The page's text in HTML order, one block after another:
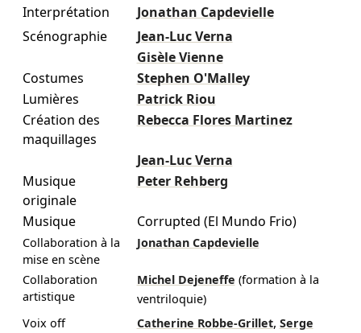
Interprétation
Jonathan Capdevielle
Scénographie
Jean-Luc Verna
Gisèle Vienne
Costumes
Stephen O'Malley
Lumières
Patrick Riou
Création des
maquillages
Rebecca Flores Martinez
Jean-Luc Verna
Musique
originale
Peter Rehberg
Musique Corrupted (El Mundo Frio)
Collaboration à la
mise en scène
Jonathan Capdevielle
Collaboration
artistique
Michel Dejeneffe (formation à la
ventriloquie)
Voix off
Catherine Robbe-Grillet, Serge